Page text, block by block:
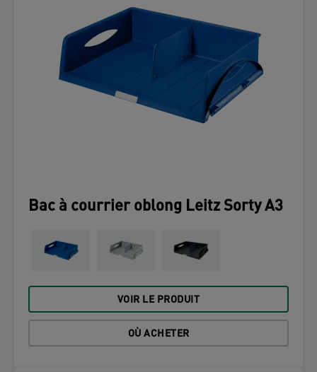
Bac à courrier oblong Leitz Sorty A3
VOIR LE PRODUIT
OÙ ACHETER